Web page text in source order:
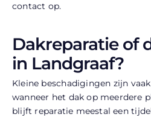
Dakreparatie of
in Landgraaf?
Kleine beschadigingen zijn
wanneer het dak op meerdere
blijft reparatie meestal een
contact op.